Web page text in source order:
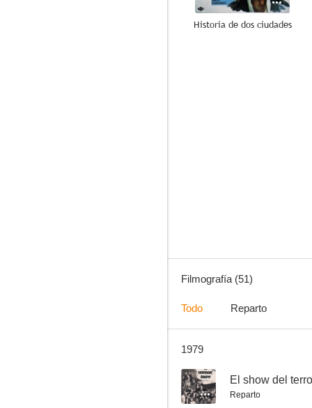
Historia de dos ciudades
--
Filmografía (51)
Todo Reparto
1979
-- El show del
Reparto